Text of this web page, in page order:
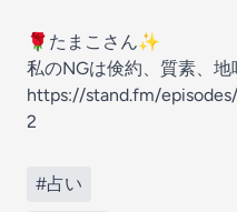
🌹たまこさん✨
私のNGは倹約、質素、
https://stand.fm/
2
#占い